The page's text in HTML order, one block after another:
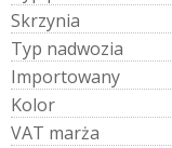
Skrzynia
Typ nadwozia
Importowany
Kolor
VAT marża